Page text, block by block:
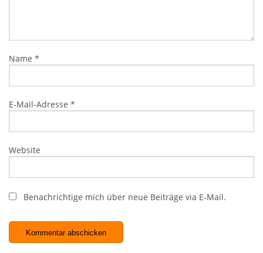
Name *
E-Mail-Adresse *
Website
Benachrichtige mich über neue Beiträge via E-Mail.